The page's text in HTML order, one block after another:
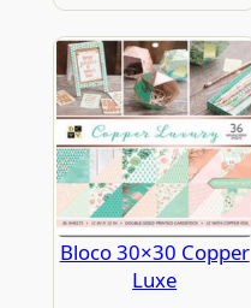
Bloco 30×30 Copper
Luxe